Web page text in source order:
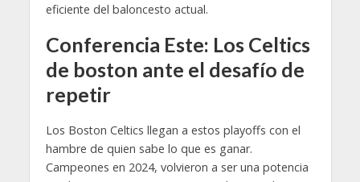
eficiente del baloncesto actual.
Conferencia Este: Los Celtics
de boston ante el desafío de
repetir
Los Boston Celtics llegan a estos playoffs con el
hambre de quien sabe lo que es ganar.
Campeones en 2024, volvieron a ser una potencia